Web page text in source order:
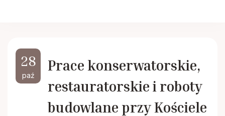
Historie Radłowskie cz. 2
KSM
28
paź
Prace konserwatorskie,
restauratorskie i roboty
budowlane przy Kościele